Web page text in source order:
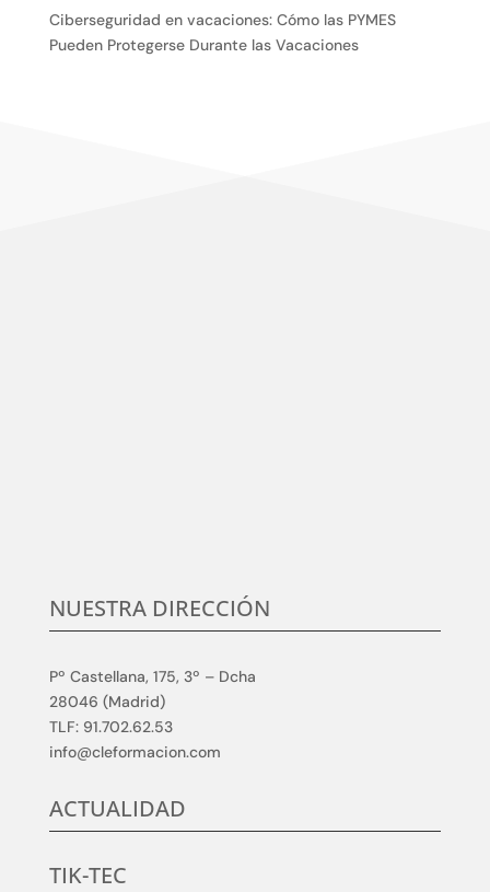
Ciberseguridad en vacaciones: Cómo las PYMES
Pueden Protegerse Durante las Vacaciones
NUESTRA DIRECCIÓN
Pº Castellana, 175, 3º – Dcha
28046 (Madrid)
TLF: 91.702.62.53
info@cleformacion.com
ACTUALIDAD
TIK-TEC